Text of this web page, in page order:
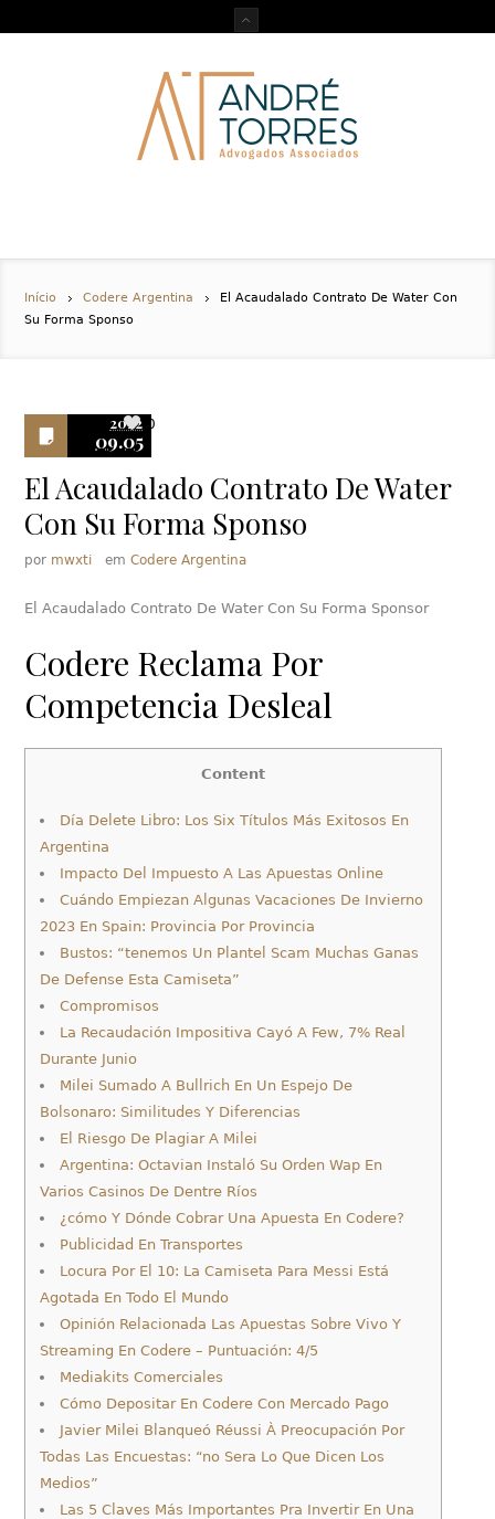
Início Codere Argentina
El Acaudalado Contrato De Water Con
Su Forma Sponso
2022
09.05
0
El Acaudalado Contrato De Water
Con Su Forma Sponso
por mwxti emCodere Argentina
El Acaudalado Contrato De Water Con Su Forma Sponsor
Codere Reclama Por
Competencia Desleal
Content
Día Delete Libro: Los Six Títulos Más Exitosos En
Argentina
Impacto Del Impuesto A Las Apuestas Online
Cuándo Empiezan Algunas Vacaciones De Invierno
2023 En Spain: Provincia Por Provincia
Bustos: “tenemos Un Plantel Scam Muchas Ganas
De Defense Esta Camiseta”
Compromisos
La Recaudación Impositiva Cayó A Few, 7% Real
Durante Junio
Milei Sumado A Bullrich En Un Espejo De
Bolsonaro: Similitudes Y Diferencias
El Riesgo De Plagiar A Milei
Argentina: Octavian Instaló Su Orden Wap En
Varios Casinos De Dentre Ríos
¿cómo Y Dónde Cobrar Una Apuesta En Codere?
Publicidad En Transportes
Locura Por El 10: La Camiseta Para Messi Está
Agotada En Todo El Mundo
Opinión Relacionada Las Apuestas Sobre Vivo Y
Streaming En Codere – Puntuación: 4/5
Mediakits Comerciales
Cómo Depositar En Codere Con Mercado Pago
Javier Milei Blanqueó Réussi À Preocupación Por
Todas Las Encuestas: “no Sera Lo Que Dicen Los
Medios”
Las 5 Claves Más Importantes Pra Invertir En Una